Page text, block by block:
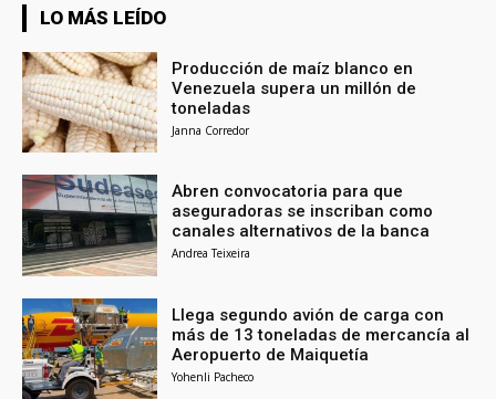
LO MÁS LEÍDO
Producción de maíz blanco en
Venezuela supera un millón de
toneladas
Janna Corredor
Abren convocatoria para que
aseguradoras se inscriban como
canales alternativos de la banca
Andrea Teixeira
Llega segundo avión de carga con
más de 13 toneladas de mercancía al
Aeropuerto de Maiquetía
Yohenli Pacheco